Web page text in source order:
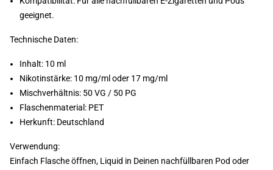
geeignet.
Technische Daten:
Inhalt: 10 ml
Nikotinstärke: 10 mg/ml oder 17 mg/ml
Mischverhältnis: 50 VG / 50 PG
Flaschenmaterial: PET
Herkunft: Deutschland
Verwendung:
Einfach Flasche öffnen, Liquid in Deinen nachfüllbaren Pod oder